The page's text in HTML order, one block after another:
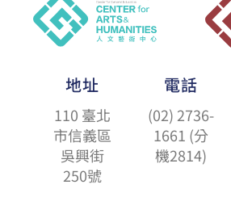
地址
110 臺北
市信義區
吳興街
250號
電話
(02) 2736-
1661 (分
機2814)